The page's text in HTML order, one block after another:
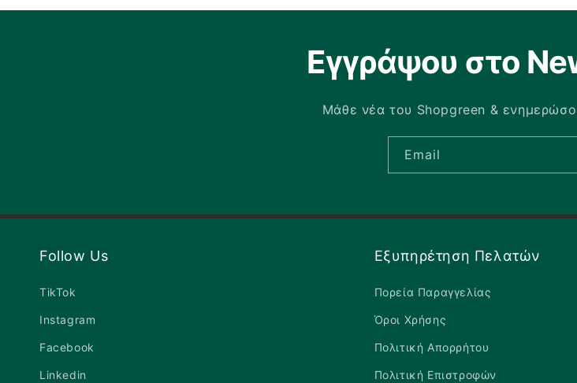
Εγγράψου στο
Μάθε νέα του Shopgreen &
Email
Follow Us
TikTok
Instagram
Facebook
Linkedin
Εξυπηρέτηση Πελατών
Πορεία Παραγγελίας
Όροι Χρήσης
Πολιτική Απορρήτου
Πολιτική Επιστροφών